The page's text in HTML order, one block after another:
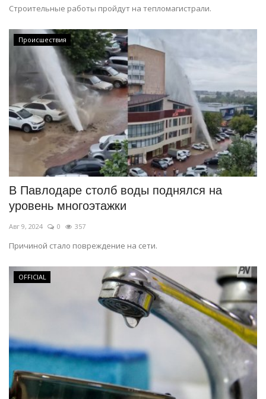
Строительные работы пройдут на тепломагистрали.
Происшествия
В Павлодаре столб воды поднялся на
уровень многоэтажки
Авг 9, 2024 0 357
Причиной стало повреждение на сети.
OFFICIAL